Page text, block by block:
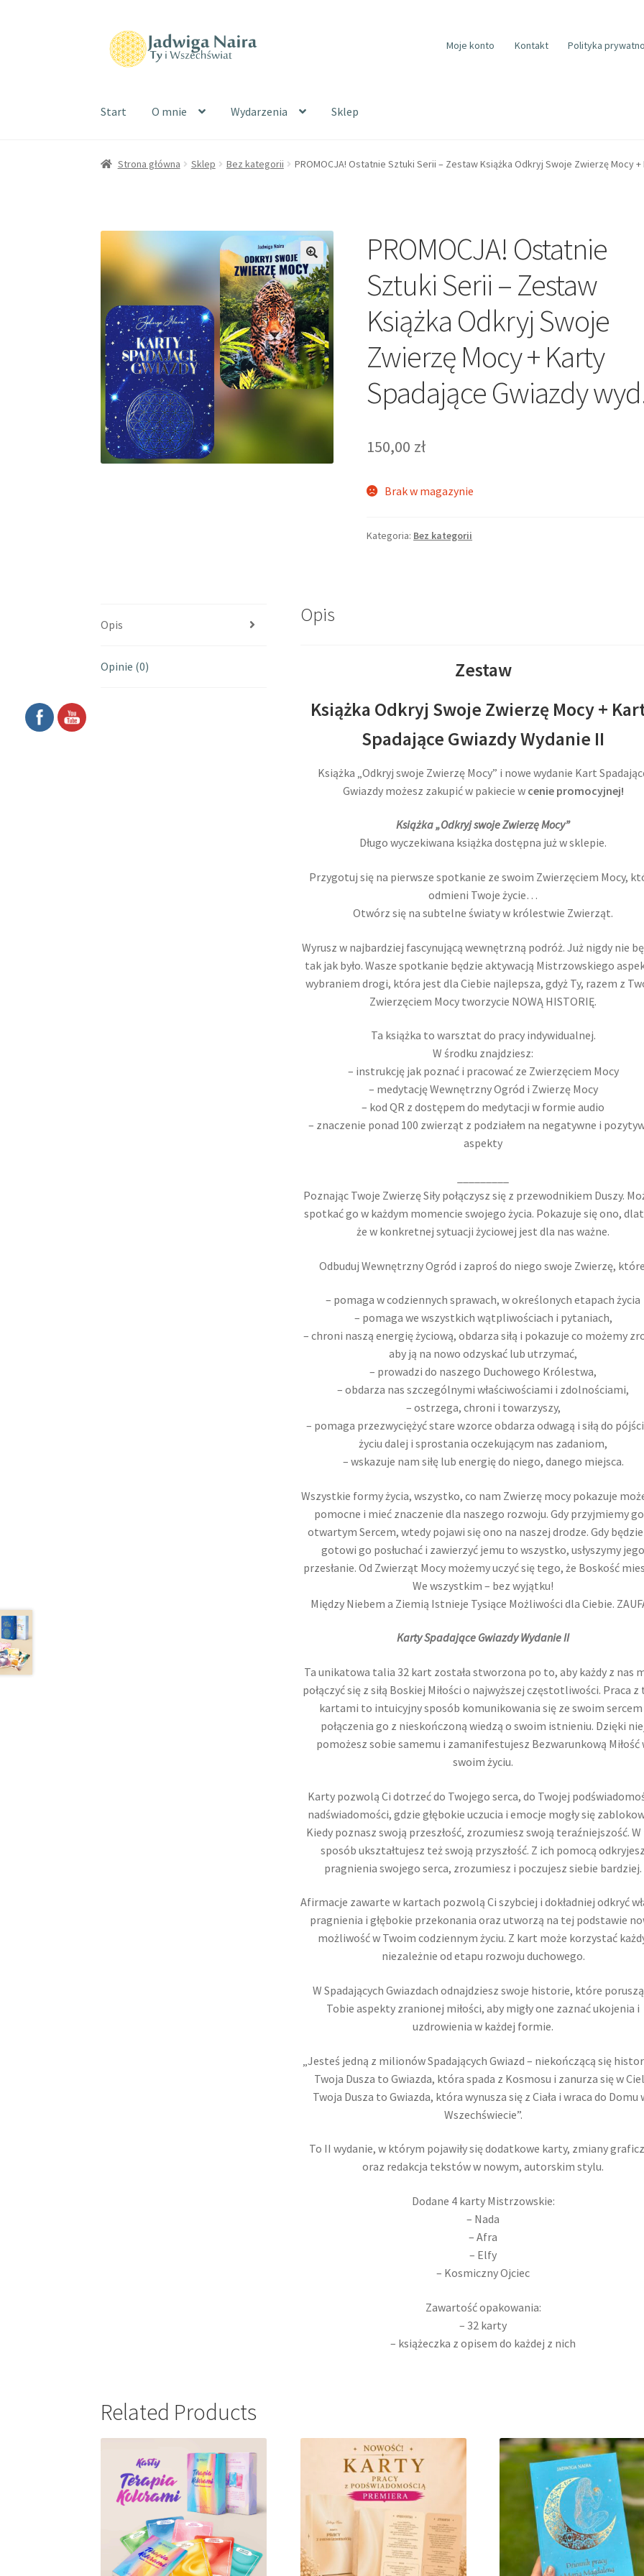
Moje konto Kontakt Polityka
Start O mnie Wydarzenia Sklep
Strona główna Sklep Bez kategorii PROMOCJA! Ostatnie Sztuki Serii – Zestaw Książka Odkryj Swoje Zwierzę Mocy
PROMOCJA! Ostatnie
Sztuki Serii – Zestaw
Książka Odkryj Swoje
Zwierzę Mocy + Karty
Spadające Gwiazdy
150,00 zł
Brak w magazynie
Kategoria: Bez kategorii
Opis
Opinie (0)
Opis
Zestaw
Książka Odkryj Swoje Zwierzę Mocy +
Spadające Gwiazdy Wydanie II
Książka „Odkryj swoje Zwierzę Mocy” i nowe wydanie Kart
Gwiazdy możesz zakupić w pakiecie w cenie promocyjnej!
Książka „Odkryj swoje Zwierzę Mocy”
Długo wyczekiwana książka dostępna już w sklepie.
Przygotuj się na pierwsze spotkanie ze swoim Zwierzęciem Mocy,
odmieni Twoje życie…
Otwórz się na subtelne światy w królestwie Zwierząt.
Wyrusz w najbardziej fascynującą wewnętrzną podróż. Już nigdy nie
tak jak było. Wasze spotkanie będzie aktywacją Mistrzowskiego
wybraniem drogi, która jest dla Ciebie najlepsza, gdyż Ty, razem z
Zwierzęciem Mocy tworzycie NOWĄ HISTORIĘ.
Ta książka to warsztat do pracy indywidualnej.
W środku znajdziesz:
– instrukcję jak poznać i pracować ze Zwierzęciem Mocy
– medytację Wewnętrzny Ogród i Zwierzę Mocy
– kod QR z dostępem do medytacji w formie audio
– znaczenie ponad 100 zwierząt z podziałem na negatywne i
aspekty
Poznając Twoje Zwierzę Siły połączysz się z przewodnikiem Duszy.
spotkać go w każdym momencie swojego życia. Pokazuje się ono,
że w konkretnej sytuacji życiowej jest dla nas ważne.
Odbuduj Wewnętrzny Ogród i zaproś do niego swoje Zwierzę,
– pomaga w codziennych sprawach, w określonych etapach życia
– pomaga we wszystkich wątpliwościach i pytaniach,
– chroni naszą energię życiową, obdarza siłą i pokazuje co możemy
aby ją na nowo odzyskać lub utrzymać,
– prowadzi do naszego Duchowego Królestwa,
– obdarza nas szczególnymi właściwościami i zdolnościami,
– ostrzega, chroni i towarzyszy,
– pomaga przezwyciężyć stare wzorce obdarza odwagą i siłą do
życiu dalej i sprostania oczekującym nas zadaniom,
– wskazuje nam siłę lub energię do niego, danego miejsca.
Wszystkie formy życia, wszystko, co nam Zwierzę mocy pokazuje
pomocne i mieć znaczenie dla naszego rozwoju. Gdy przyjmiemy
otwartym Sercem, wtedy pojawi się ono na naszej drodze. Gdy
gotowi go posłuchać i zawierzyć jemu to wszystko, usłyszymy jego
przesłanie. Od Zwierząt Mocy możemy uczyć się tego, że Boskość
We wszystkim – bez wyjątku!
Między Niebem a Ziemią Istnieje Tysiące Możliwości dla Ciebie.
Karty Spadające Gwiazdy Wydanie II
Ta unikatowa talia 32 kart została stworzona po to, aby każdy z nas
połączyć się z siłą Boskiej Miłości o najwyższej częstotliwości. Praca z
kartami to intuicyjny sposób komunikowania się ze swoim sercem
połączenia go z nieskończoną wiedzą o swoim istnieniu. Dzięki
pomożesz sobie samemu i zamanifestujesz Bezwarunkową Miłość
swoim życiu.
Karty pozwolą Ci dotrzeć do Twojego serca, do Twojej
nadświadomości, gdzie głębokie uczucia i emocje mogły się
Kiedy poznasz swoją przeszłość, zrozumiesz swoją teraźniejszość.
sposób ukształtujesz też swoją przyszłość. Z ich pomocą odkryjesz
pragnienia swojego serca, zrozumiesz i poczujesz siebie bardziej.
Afirmacje zawarte w kartach pozwolą Ci szybciej i dokładniej odkryć
pragnienia i głębokie przekonania oraz utworzą na tej podstawie
możliwość w Twoim codziennym życiu. Z kart może korzystać
niezależnie od etapu rozwoju duchowego.
W Spadających Gwiazdach odnajdziesz swoje historie, które
Tobie aspekty zranionej miłości, aby migły one zaznać ukojenia i
uzdrowienia w każdej formie.
„Jesteś jedną z milionów Spadających Gwiazd – niekończącą się
Twoja Dusza to Gwiazda, która spada z Kosmosu i zanurza się w
Twoja Dusza to Gwiazda, która wynusza się z Ciała i wraca do Domu
Wszechświecie”.
To II wydanie, w którym pojawiły się dodatkowe karty, zmiany
oraz redakcja tekstów w nowym, autorskim stylu.
Dodane 4 karty Mistrzowskie:
– Nada
– Afra
– Elfy
– Kosmiczny Ojciec
Zawartość opakowania:
– 32 karty
– książeczka z opisem do każdej z nich
Related Products